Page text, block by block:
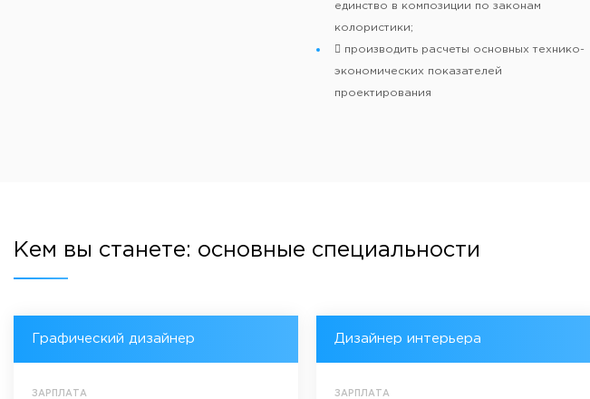
единство в композиции по законам
колористики;
 производить расчеты основных технико-
экономических показателей
проектирования
Кем вы станете: основные специальности
Графический дизайнер
ЗАРПЛАТА
Дизайнер интерьера
ЗАРПЛАТА